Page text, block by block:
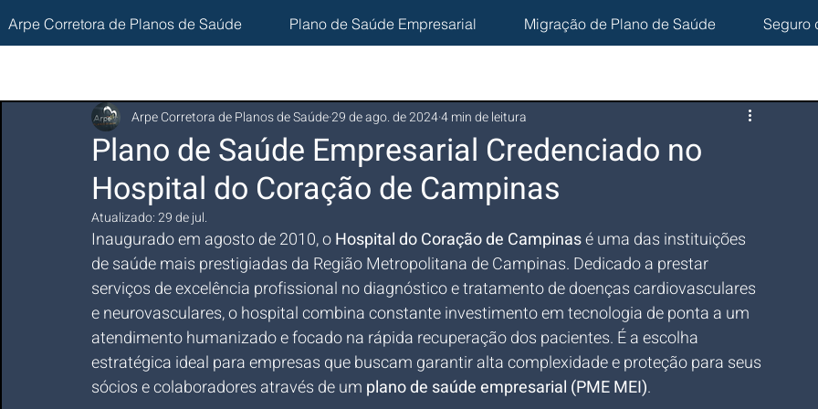
Arpe Corretora de Planos de Saúde Plano de Saúde Empresarial Migração de Plano de Saúde Seguro
Plano de Saúde Empresarial Credenciado no
Hospital do Coração de Campinas
Arpe Corretora de Planos de Saúde29 de ago. de 20244 min de leitura
Atualizado:29 de jul.
Inaugurado em agosto de 2010, o Hospital do Coração de Campinas é uma das instituições
de saúde mais prestigiadas da Região Metropolitana de Campinas. Dedicado a prestar
serviços de excelência profissional no diagnóstico e tratamento de doenças cardiovasculares
e neurovasculares, o hospital combina constante investimento em tecnologia de ponta a um
atendimento humanizado e focado na rápida recuperação dos pacientes. É a escolha
estratégica ideal para empresas que buscam garantir alta complexidade e proteção para seus
sócios e colaboradores através de um plano de saúde empresarial (PME MEI).